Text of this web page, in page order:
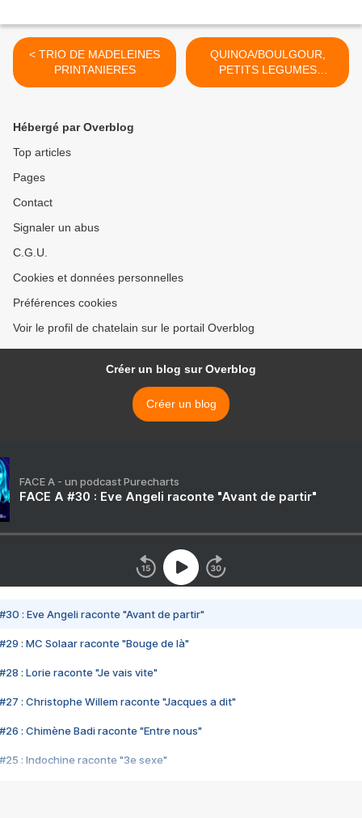
< TRIO DE MADELEINES
PRINTANIERES
QUINOA/BOULGOUR,
PETITS LEGUMES
SUCRES ET CROQUANTS
Hébergé par Overblog
Top articles
Pages
Contact
Signaler un abus
C.G.U.
Cookies et données personnelles
Préférences cookies
Voir le profil de chatelain sur le portail Overblog
Créer un blog sur Overblog
Créer un blog
FACE A - un podcast Purecharts
FACE A #30 : Eve Angeli raconte "Avant de partir"
#30 : Eve Angeli raconte "Avant de partir"
#29 : MC Solaar raconte "Bouge de là"
#28 : Lorie raconte "Je vais vite"
#27 : Christophe Willem raconte "Jacques a dit"
#26 : Chimène Badi raconte "Entre nous"
#25 : Indochine raconte "3e sexe"